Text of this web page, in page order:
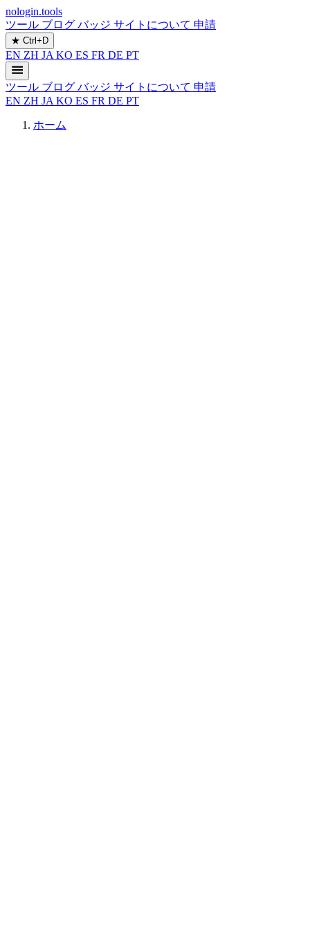
nologin.tools
ツール ブログ バッジ サイトについて 申請
★ Ctrl+D
EN ZH JA KO ES FR DE PT
ツール ブログ バッジ サイトについて 申請
EN ZH JA KO ES FR DE PT
ホーム